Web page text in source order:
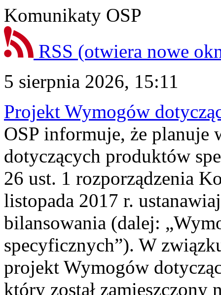
Komunikaty OSP
RSS (otwiera nowe
5 sierpnia 2026, 15:11
Projekt Wymogów
OSP informuje, że planuje
dotyczących produktów
26 ust. 1 rozporządzenia
listopada 2017 r.
bilansowania (dalej:
specyficznych”). W
projekt Wymogów
który został zamieszczony